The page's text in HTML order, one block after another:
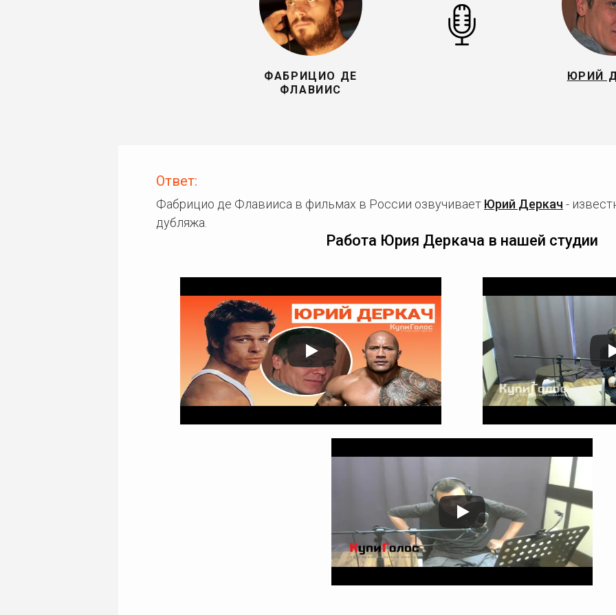
ФАБРИЦИО ДЕ
ФЛАВИИС
ЮРИЙ
Ответ:
Фабрицио де Флавииса в фильмах в России озвучивает Юрий Деркач -
дубляжа.
Работа Юрия Деркача в нашей студии